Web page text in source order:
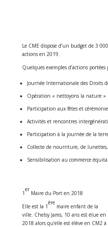
Le CME dispose d’un budget de 3
actions en 2019.
Quelques exemples d’actions
Journée Internationale des Droits
Opération « nettoyons la nature »
Participation aux fêtes et
Activités et rencontres
Participation à la journée de la
Collecte de nourriture, de
Sensibilisation au commerce
1
er
Maire du Port en 2018
Elle est la 1
ère
maire enfant de la
ville. Chelsy Jams, 10 ans est élue en
2018 alors qu’elle est élève en CM2 à